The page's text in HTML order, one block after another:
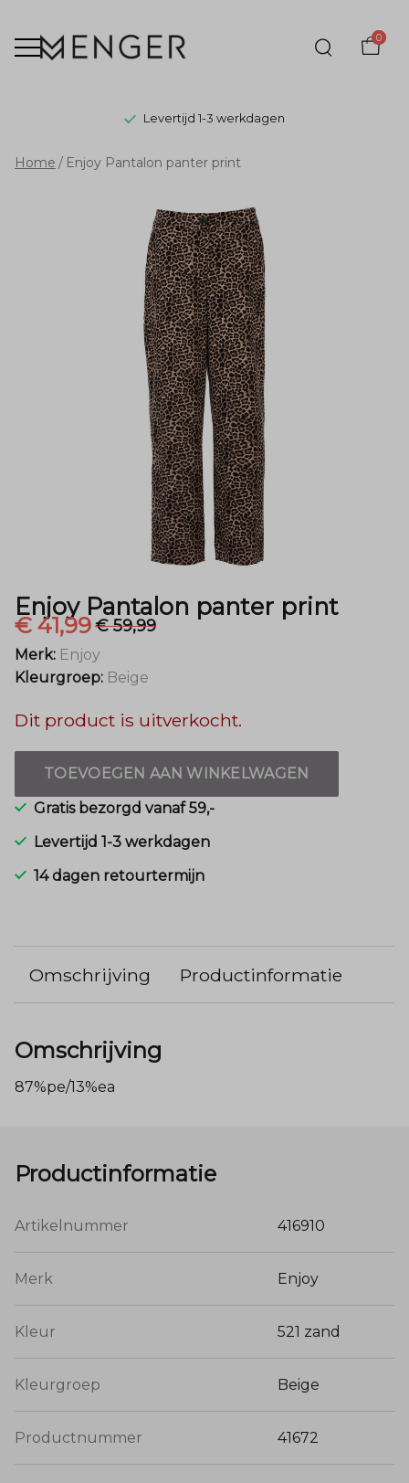
0
Levertijd 1-3 werkdagen
Enjoy
Pantalon
panter
Menger
Home Enjoy Pantalon panter print
Enjoy Pantalon panter print
€ 41,99€ 59,99
Merk: Enjoy
Kleurgroep: Beige
Dit product is uitverkocht.
TOEVOEGEN AAN WINKELWAGEN
Gratis bezorgd vanaf 59,-
Levertijd 1-3 werkdagen
14 dagen retourtermijn
Omschrijving Productinformatie
Omschrijving
87%pe/13%ea
Productinformatie
Artikelnummer 416910
Merk Enjoy
Kleur 521 zand
Kleurgroep Beige
Productnummer 41672